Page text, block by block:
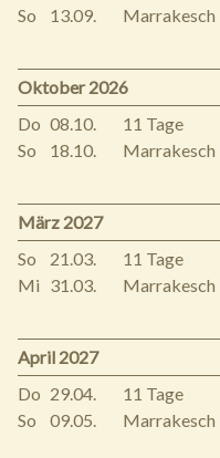
So
13.09.
Marrakesch
Oktober 2026
Do
So
08.10.
18.10.
11 Tage
Marrakesch
März 2027
So
Mi
21.03.
31.03.
11 Tage
Marrakesch
April 2027
Do
So
29.04.
09.05.
11 Tage
Marrakesch